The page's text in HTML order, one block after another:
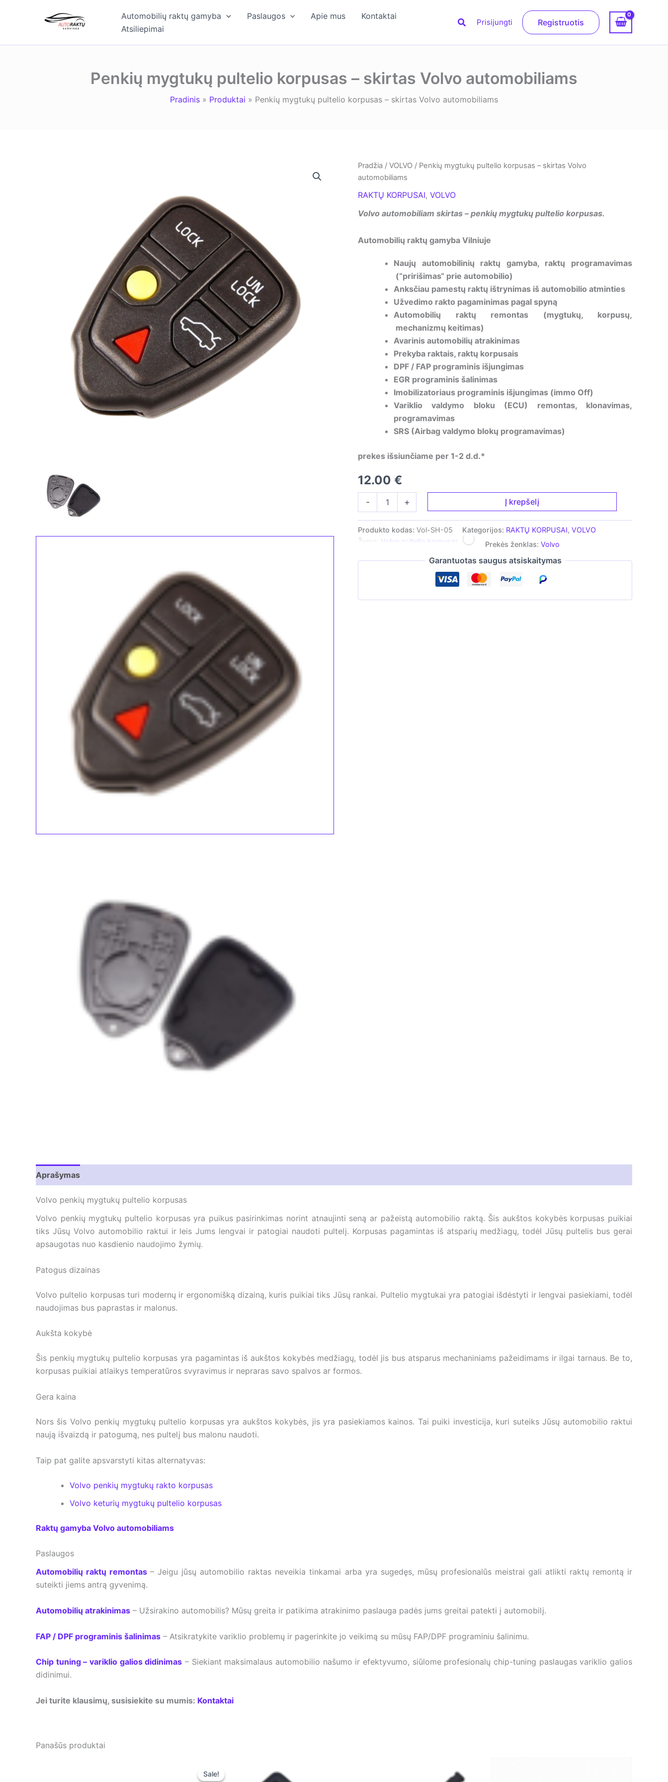
Automobilių raktų gamyba Paslaugos Apie mus
Kontaktai
Atsiliepimai
PaieškaPrisijungti Registruotis
Penkių mygtukų pultelio korpusas – skirtas Volvo automobiliams
Pradinis Produktai Penkių mygtukų pultelio korpusas – skirtas Volvo automobiliams
Pradžia / VOLVO / Penkių mygtukų pultelio korpusas – skirtas Volvo
automobiliams
RAKTŲ KORPUSAI, VOLVO
Volvo automobiliam skirtas – penkių mygtukų pultelio korpusas.
Automobilių raktų gamyba Vilniuje
Naujų automobilinių raktų gamyba, raktų programavimas
(“pririšimas“ prie automobilio)
Anksčiau pamestų raktų ištrynimas iš automobilio atminties
Užvedimo rakto pagaminimas pagal spyną
Automobilių raktų remontas (mygtukų, korpusų,
mechanizmų keitimas)
Avarinis automobilių atrakinimas
Prekyba raktais, raktų korpusais
DPF / FAP programinis išjungimas
EGR programinis šalinimas
Imobilizatoriaus programinis išjungimas (immo Off)
Variklio valdymo bloku (ECU) remontas, klonavimas,
programavimas
SRS (Airbag valdymo blokų programavimas)
prekes išsiunčiame per 1-2 d.d.*
12.00 €
-
mygtukų
pultelio
+ Į krepšelį
Produkto kodas: Vol-SH-05 Kategorijos: RAKTŲ KORPUSAI, VOLVO
Žyma: Volvo pultelio korpusas Prekės ženklas: Volvo
Garantuotas saugus atsiskaitymas
Aprašymas
Volvo penkių mygtukų pultelio korpusas
Volvo penkių mygtukų pultelio korpusas yra puikus pasirinkimas norint atnaujinti seną ar pažeistą automobilio raktą. Šis aukštos kokybės korpusas puikiai
tiks Jūsų Volvo automobilio raktui ir leis Jums lengvai ir patogiai naudoti pultelį. Korpusas pagamintas iš atsparių medžiagų, todėl Jūsų pultelis bus gerai
apsaugotas nuo kasdienio naudojimo žymių.
Patogus dizainas
Volvo pultelio korpusas turi modernų ir ergonomišką dizainą, kuris puikiai tiks Jūsų rankai. Pultelio mygtukai yra patogiai išdėstyti ir lengvai pasiekiami, todėl
naudojimas bus paprastas ir malonus.
Aukšta kokybė
Šis penkių mygtukų pultelio korpusas yra pagamintas iš aukštos kokybės medžiagų, todėl jis bus atsparus mechaniniams pažeidimams ir ilgai tarnaus. Be to,
korpusas puikiai atlaikys temperatūros svyravimus ir nepraras savo spalvos ar formos.
Gera kaina
Nors šis Volvo penkių mygtukų pultelio korpusas yra aukštos kokybės, jis yra pasiekiamos kainos. Tai puiki investicija, kuri suteiks Jūsų automobilio raktui
naują išvaizdą ir patogumą, nes pultelį bus malonu naudoti.
Taip pat galite apsvarstyti kitas alternatyvas:
Volvo penkių mygtukų rakto korpusas
Volvo keturių mygtukų pultelio korpusas
Raktų gamyba Volvo automobiliams
Paslaugos
Automobilių raktų remontas– Jeigu jūsų automobilio raktas neveikia tinkamai arba yra sugedęs, mūsų profesionalūs meistrai gali atlikti raktų remontą ir
suteikti jiems antrą gyvenimą.
Automobilių atrakinimas – Užsirakino automobilis? Mūsų greita ir patikima atrakinimo paslauga padės jums greitai patekti į automobilį.
FAP / DPF programinis šalinimas – Atsikratykite variklio problemų ir pagerinkite jo veikimą su mūsų FAP/DPF programiniu šalinimu.
Chip tuning – variklio galios didinimas – Siekiant maksimalaus automobilio našumo ir efektyvumo, siūlome profesionalų chip-tuning paslaugas variklio galios
didinimui.
Jei turite klausimų, susisiekite su mumis: Kontaktai
Panašūs produktai
Sale!
Sale!